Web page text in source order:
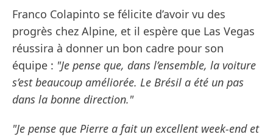
Franco Colapinto se félicite d’avoir vu des
progrès chez Alpine, et il espère que Las Vegas
réussira à donner un bon cadre pour son
équipe : "Je pense que, dans l’ensemble, la voiture
s’est beaucoup améliorée. Le Brésil a été un pas
dans la bonne direction."
"Je pense que Pierre a fait un excellent week-end et